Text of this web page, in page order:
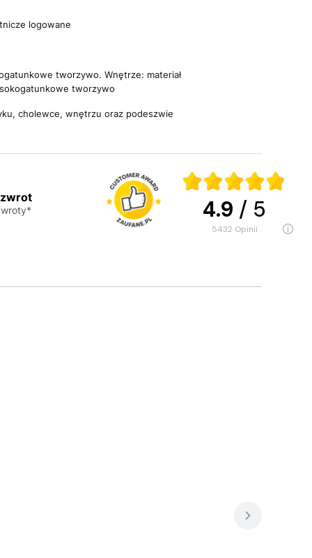
logowane
tworzywo. Wnętrze: materiał
tworzywo
cholewce, wnętrzu oraz podeszwie
4.9 / 5
5432 opinii